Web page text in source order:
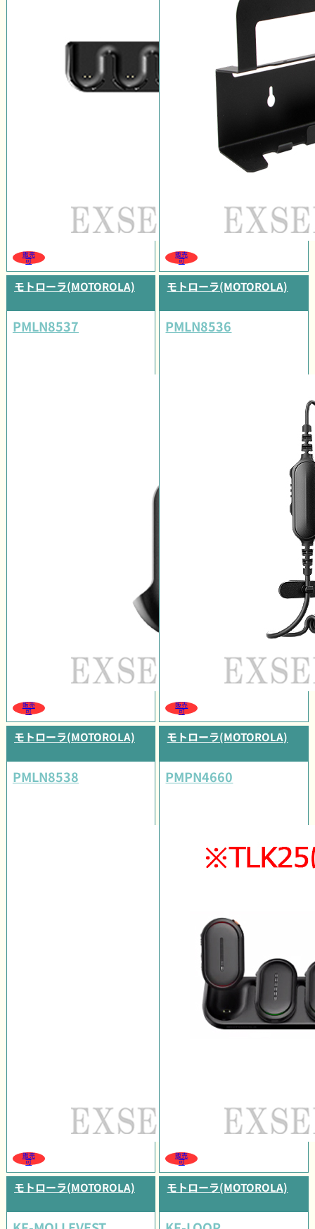
販売
可
販売
可
モトローラ(MOTOROLA)
PMLN8537
販売
可
モトローラ(MOTOROLA)
PMLN8536
販売
可
モトローラ(MOTOROLA)
PMLN8538
販売
可
モトローラ(MOTOROLA)
PMPN4660
販売
可
モトローラ(MOTOROLA) モトローラ(MOTOROLA)